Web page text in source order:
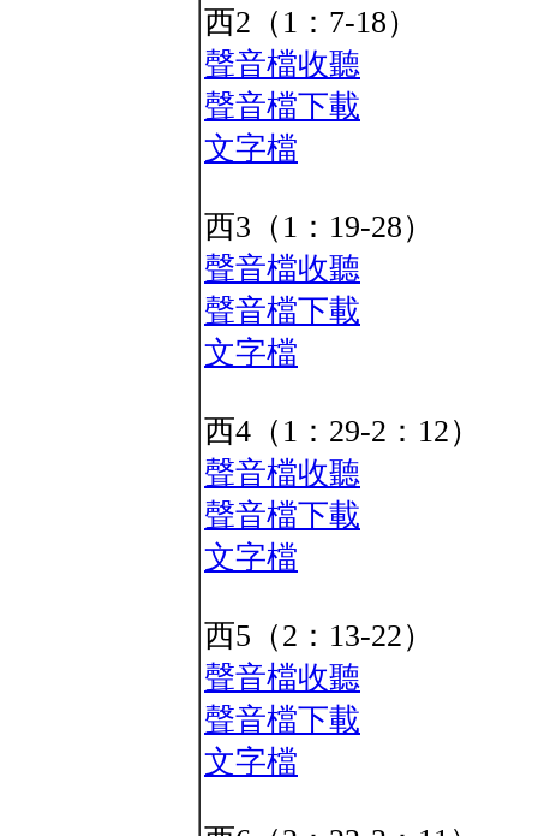
西2（1：7-18）
聲音檔收聽
聲音檔下載
文字檔
西3（1：19-28）
聲音檔收聽
聲音檔下載
文字檔
西4（1：29-2：12）
聲音檔收聽
聲音檔下載
文字檔
西5（2：13-22）
聲音檔收聽
聲音檔下載
文字檔